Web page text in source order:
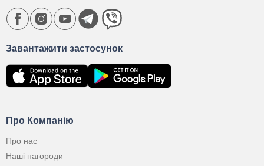
Про Компанію
Про нас
Наші нагороди
Завантажити застосунок